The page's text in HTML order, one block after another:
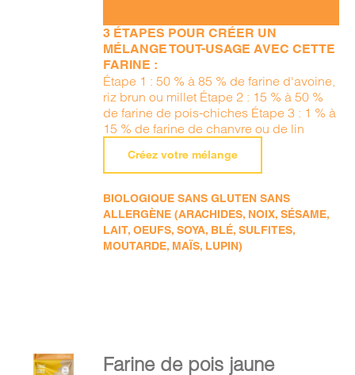
3 ÉTAPES POUR CRÉER UN
MÉLANGE TOUT-USAGE AVEC CETTE
FARINE :
Étape 1 : 50 % à 85 % de farine d'avoine,
riz brun ou millet Étape 2 : 15 % à 50 %
de farine de pois-chiches Étape 3 : 1 % à
15 % de farine de chanvre ou de lin
Créez votre mélange
BIOLOGIQUE SANS GLUTEN SANS
ALLERGÈNE (ARACHIDES, NOIX, SÉSAME,
LAIT, OEUFS, SOYA, BLÉ, SULFITES,
MOUTARDE, MAÏS, LUPIN)
AJOUTER
AU
Farine de pois jaune